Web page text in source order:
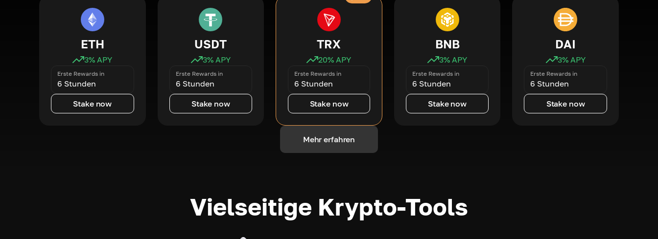
ETH
3% APY
Erste Rewards in
6 Stunden
Stake now
USDT
3% APY
Erste Rewards in
6 Stunden
Stake now
TRX
20% APY
Erste Rewards in
6 Stunden
Stake now
BNB
3% APY
Erste Rewards in
6 Stunden
Stake now
DAI
3% APY
Erste Rewards in
6 Stunden
Stake now
Mehr erfahren
Vielseitige Krypto-Tools